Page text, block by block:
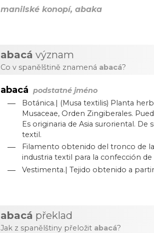
manilské konopí, abaka
abacá význam
Co v spanělštině znamená abacá?
abacá podstatné jméno
—
Botánica.| (Musa textilis) Planta
Musaceae, Orden Zingiberales.
Es originaria de Asia suroriental. De
textil.
—
Filamento obtenido del tronco de
industria textil para la confección de
— Vestimenta.| Tejido obtenido a
abacá překlad
Jak z spanělštiny přeložit abacá?